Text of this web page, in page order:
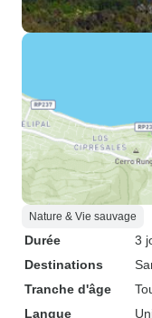
Nature & Vie sauvage
Durée
3
Destinations
Tranche d'âge
Langue